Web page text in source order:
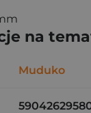
na
Muduko